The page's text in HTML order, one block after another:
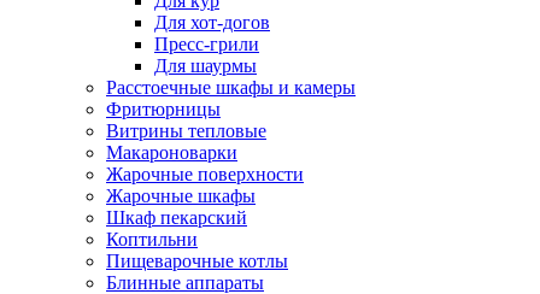
Для хот-догов
Пресс-грили
Для шаурмы
Расстоечные шкафы и камеры
Фритюрницы
Витрины тепловые
Макароноварки
Жарочные поверхности
Жарочные шкафы
Шкаф пекарский
Коптильни
Пищеварочные котлы
Блинные аппараты